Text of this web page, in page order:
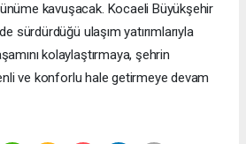
kavuşacak. Kocaeli Büyükşehir
sürdürdüğü ulaşım yatırımlarıyla
kolaylaştırmaya, şehrin
ve konforlu hale getirmeye devam